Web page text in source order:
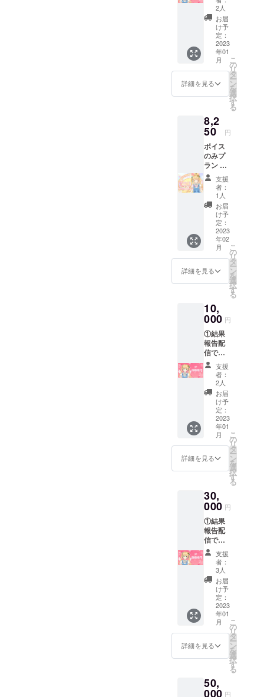
IREで使
用され
ている
名前を
使用さ
せて頂
きま
す。
ジット
表記 ②
結果報
告配信
での名
前呼び
③オリ
ジナル
ソング
MV内ク
レジッ
支援
時、必
ず備考
欄に書
かせて
頂く名
前を記
入して
下さ
い。記
入され
ない場
CAMPF
IREで使
用され
ている
きま
す。 ④
オリジ
ナルソ
ングMV
イラス
トの
ネット
プリン
ト(サイ
ン、
メッ
セージ
入り)(共
2人
お届
け予
定：
2023
年01
月
詳細を見る
こ
の
リ
タ
ー
ン
を
選
択
す
る
8,2
50 円
ボイス
のみプ
ラン 個
別お礼
メッ
セージ
ボイス
をお送
りしま
す(ボイ
スの
み、動
画は付
きませ
ん)★ 支
援時、
考欄に
書かせ
て頂く
名前を
記入し
て下さ
い。記
入され
ない場
合
CAMPF
IREで使
用され
ている
名前を
使用さ
せて頂
支援
者：
1人
お届
け予
定：
2023
年02
月
詳細を見る
こ
の
リ
タ
ー
ン
を
選
択
す
る
10,
000 円
①結果
報告配
信での
概要欄
クレ
ジット
表記 ②
結果報
告配信
での名
前呼び
③オリ
ジナル
ソング
MV内ク
レジッ
支援
時、必
ず備考
欄に書
かせて
頂く名
前を記
入して
下さ
い。記
入され
ない場
CAMPF
IREで使
用され
ている
きま
す。 ④
支援
者：
2人
お届
け予
定：
2023
年01
月
詳細を見る
こ
の
リ
タ
ー
ン
を
選
択
す
る
30,
000 円
①結果
報告配
信での
概要欄
クレ
ジット
表記 ②
結果報
告配信
での名
前呼び
③オリ
ジナル
ソング
MV内ク
レジッ
支援
時、必
支援
者：
3人
お届
け予
定：
2023
年01
月
詳細を見る
こ
の
リ
タ
ー
ン
を
選
択
す
る
50,
000 円